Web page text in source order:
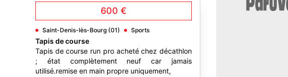
600 €
Saint-Denis-lès-Bourg (01) Sports
Tapis de course
Tapis de course run pro acheté chez décathlon
; état complètement neuf car jamais
utilisé.remise en main propre uniquement,